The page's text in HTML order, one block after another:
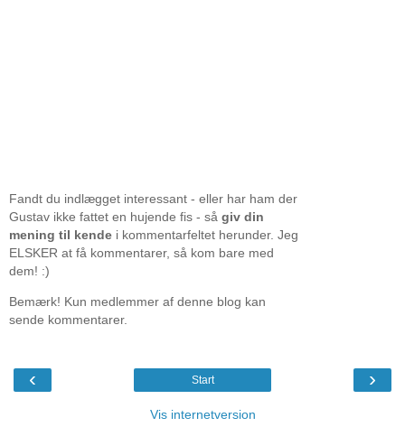
Fandt du indlægget interessant - eller har ham der
Gustav ikke fattet en hujende fis - så giv din
mening til kende i kommentarfeltet herunder. Jeg
ELSKER at få kommentarer, så kom bare med
dem! :)
Bemærk! Kun medlemmer af denne blog kan
sende kommentarer.
‹ ›
Start
Vis internetversion